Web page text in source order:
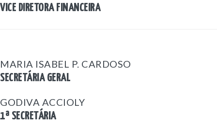
VICE DIRETORA FINANCEIRA
MARIA ISABEL P. CARDOSO
SECRETÁRIA GERAL
GODIVA ACCIOLY
1ª SECRETÁRIA